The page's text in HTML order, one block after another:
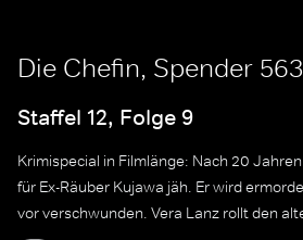
Die Chefin, Spender
Staffel 12, Folge 9
Krimispecial in Filmlänge: Nach 20
für Ex-Räuber Kujawa jäh. Er wird
vor verschwunden. Vera Lanz rollt den